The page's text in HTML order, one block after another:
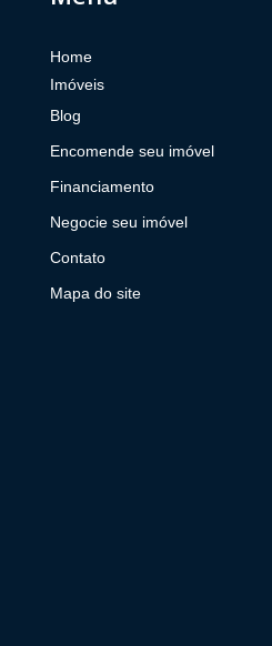
Home
Imóveis
Blog
Encomende seu imóvel
Financiamento
Negocie seu imóvel
Contato
Mapa do site